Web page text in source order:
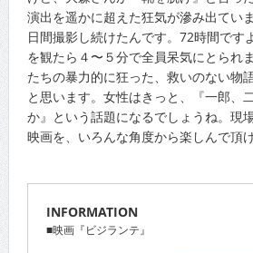
演出を遥かに超えた狂気が滲み出てい
日間撮影し続けたんです。72時間です
を観たら４〜５分で全員呆気にとられ
たちの暴力的に狂った、救いのない物
と思います。女性はきっと、『一郎、
か』という話題になるでしょうね。現
映画を、いろんな角度から楽しんで頂
INFORMATION
■映画『ビジランテ』